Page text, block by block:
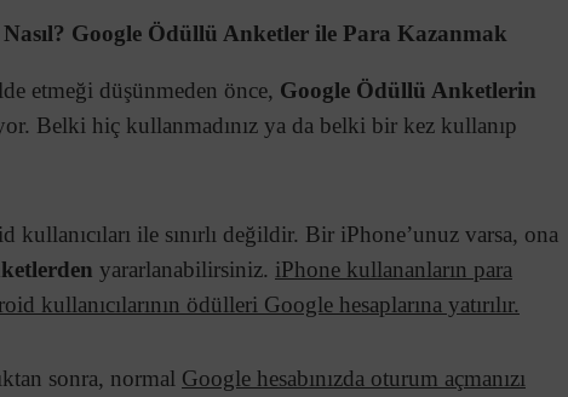
Google Ödüllü Anketler ile Para Kazanmak
etmeği düşünmeden önce, Google Ödüllü Anketlerin
Belki hiç kullanmadınız ya da belki bir kez kullanıp
kullanıcıları ile sınırlı değildir. Bir iPhone’unuz varsa, ona
yararlanabilirsiniz. iPhone kullananların para
kullanıcılarının ödülleri Google hesaplarına yatırılır.
sonra, normal Google hesabınızda oturum açmanızı